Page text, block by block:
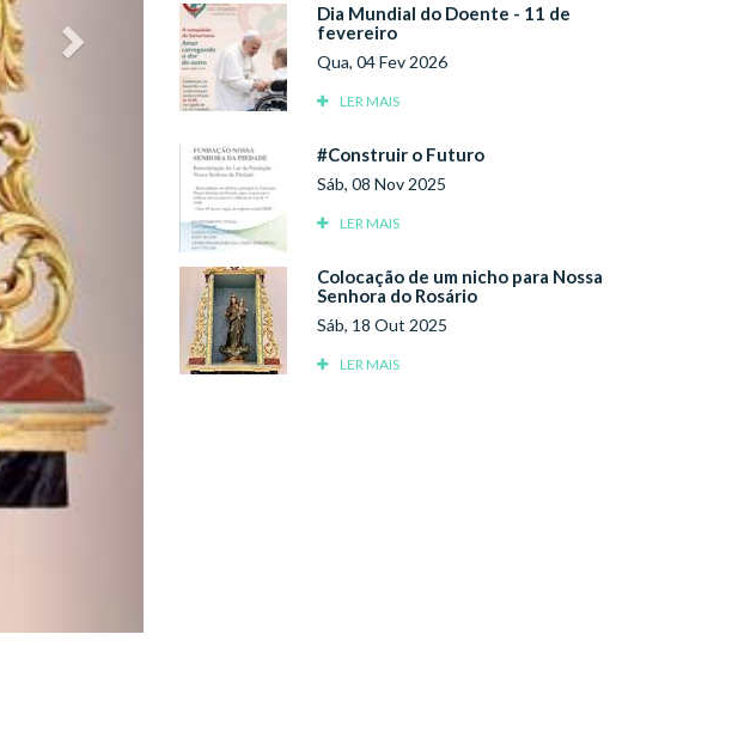
Dia Mundial do Doente - 11 de
fevereiro
Qua, 04 Fev 2026
LER MAIS
#Construir o Futuro
Sáb, 08 Nov 2025
LER MAIS
Colocação de um nicho para Nossa
Senhora do Rosário
Sáb, 18 Out 2025
LER MAIS